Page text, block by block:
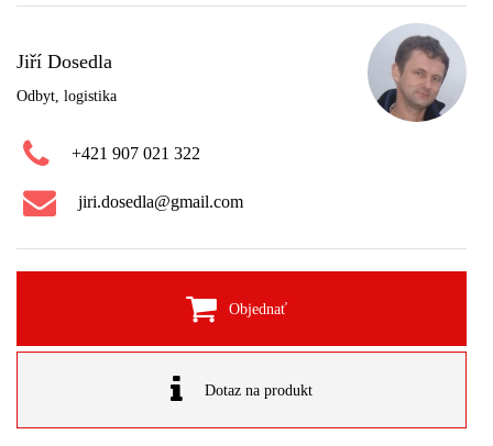
Jiří Dosedla
Odbyt, logistika
+421 907 021 322
jiri.dosedla@gmail.com
Objednať
Dotaz na produkt